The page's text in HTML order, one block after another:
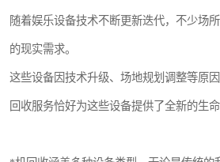
随着娱乐设备技术不断更新迭代，不少场
的现实需求。
这些设备因技术升级、场地规划调整等原
回收服务恰好为这些设备提供了全新的生命